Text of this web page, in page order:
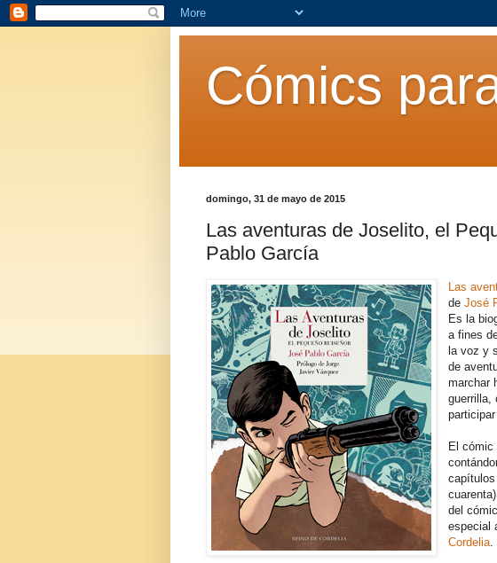
Cómics
domingo, 31 de mayo de 2015
Las aventuras de Joselito, el
Pablo García
Las
deJosé
Es la
a fines
la voz y
de
marchar
guerrilla,
El cómic
del
especial
Cordelia